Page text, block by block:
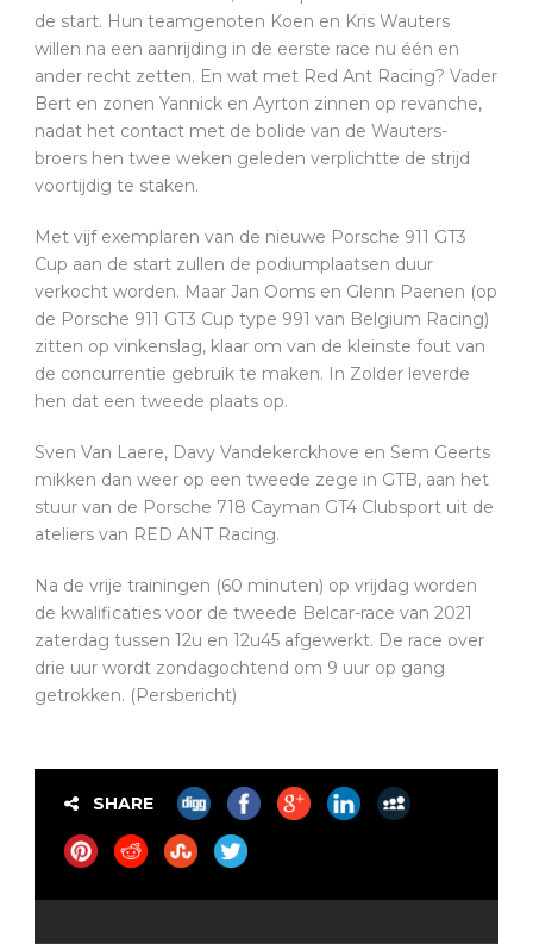
de start. Hun teamgenoten Koen en Kris Wauters
willen na een aanrijding in de eerste race nu één en
ander recht zetten. En wat met Red Ant Racing? Vader
Bert en zonen Yannick en Ayrton zinnen op revanche,
nadat het contact met de bolide van de Wauters-
broers hen twee weken geleden verplichtte de strijd
voortijdig te staken.
Met vijf exemplaren van de nieuwe Porsche 911 GT3
Cup aan de start zullen de podiumplaatsen duur
verkocht worden. Maar Jan Ooms en Glenn Paenen (op
de Porsche 911 GT3 Cup type 991 van Belgium Racing)
zitten op vinkenslag, klaar om van de kleinste fout van
de concurrentie gebruik te maken. In Zolder leverde
hen dat een tweede plaats op.
Sven Van Laere, Davy Vandekerckhove en Sem Geerts
mikken dan weer op een tweede zege in GTB, aan het
stuur van de Porsche 718 Cayman GT4 Clubsport uit de
ateliers van RED ANT Racing.
Na de vrije trainingen (60 minuten) op vrijdag worden
de kwalificaties voor de tweede Belcar-race van 2021
zaterdag tussen 12u en 12u45 afgewerkt. De race over
drie uur wordt zondagochtend om 9 uur op gang
getrokken. (Persbericht)
SHARE